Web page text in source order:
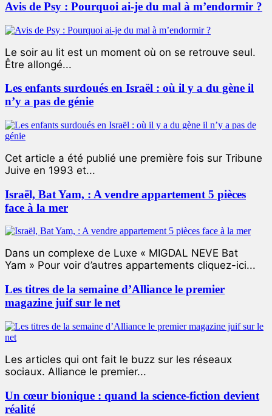
Avis de Psy : Pourquoi ai-je du mal à m’endormir ?
Le soir au lit est un moment où on se retrouve seul.
Être allongé...
Les enfants surdoués en Israël : où il y a du gène il
n’y a pas de génie
Cet article a été publié une première fois sur Tribune
Juive en 1993 et...
Israël, Bat Yam, : A vendre appartement 5 pièces
face à la mer
Dans un complexe de Luxe « MIGDAL NEVE Bat
Yam » Pour voir d’autres appartements cliquez-ici...
Les titres de la semaine d’Alliance le premier
magazine juif sur le net
Les articles qui ont fait le buzz sur les réseaux
sociaux. Alliance le premier...
Un cœur bionique : quand la science-fiction devient
réalité